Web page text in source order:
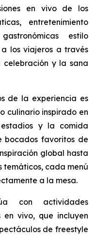
en vivo de los
entretenimiento
estilo
los viajeros a través
y la sana
de la experiencia es
culinario inspirado en
y la comida
bocados favoritos de
global hasta
temáticos, cada menú
a la mesa.
con actividades
en vivo, que incluyen
defreestyle